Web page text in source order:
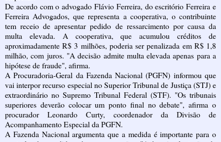
De acordo com o advogado Flávio Ferreira, do escritório Ferreira e
Ferreira Advogados, que representa a cooperativa, o contribuinte
tem receio de apresentar pedido de ressarcimento por causa da
multa elevada. A cooperativa, que acumulou créditos de
aproximadamente R$ 3 milhões, poderia ser penalizada em R$ 1,8
milhão, com juros. "A decisão admite multa elevada apenas para a
hipótese de fraude", afirma.
A Procuradoria-Geral da Fazenda Nacional (PGFN) informou que
vai interpor recurso especial no Superior Tribunal de Justiça (STJ) e
extraordinário no Supremo Tribunal Federal (STF). "Os tribunais
superiores deverão colocar um ponto final no debate", afirma o
procurador Leonardo Curty, coordenador da Divisão de
Acompanhamento Especial da PGFN.
A Fazenda Nacional argumenta que a medida é importante para o